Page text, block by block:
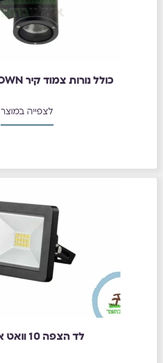
כולל נורות צמוד קיר UP&DOWN שחור
לצפייה במוצר
לד הצפה 10 וואט אור ירוק